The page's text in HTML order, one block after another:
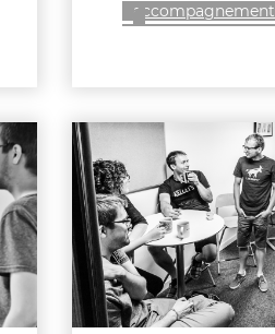
accompagnement